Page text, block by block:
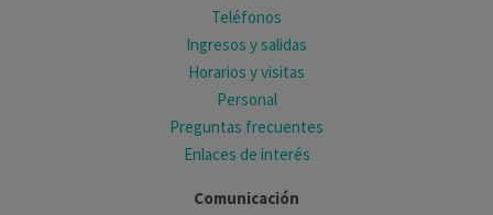
Teléfonos
Ingresos y salidas
Horarios y visitas
Personal
Preguntas frecuentes
Enlaces de interés
Comunicación